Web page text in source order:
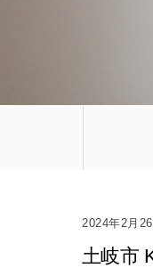
2024年2月26
土岐市